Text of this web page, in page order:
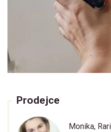
Prodejce
Monika,